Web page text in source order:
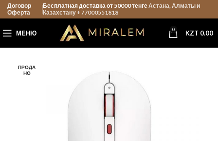
Договор
Оферта
Бесплатная доставка от 50000 тенгеАстана, Алматы и
Казахстану +77000551818
МЕНЮ 0 KZT 0.00
ПРОДА
НО